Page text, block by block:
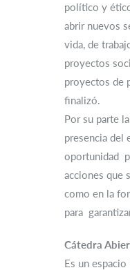
político y
abrir nuevos
vida, de
proyectos
proyectos de
finalizó.
Por su parte
presencia del
oportunidad
acciones que
como en la
para
Cátedra
Es un